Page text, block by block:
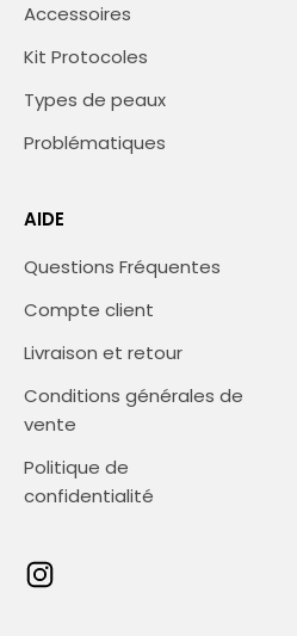
Accessoires
Kit Protocoles
Types de peaux
Problématiques
AIDE
Questions Fréquentes
Compte client
Livraison et retour
Conditions générales de
vente
Politique de
confidentialité